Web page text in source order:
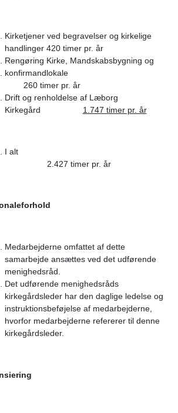
Kirketjener ved begravelser og kirkelige
handlinger 420 timer pr. år
Rengøring Kirke, Mandskabsbygning og
konfirmandlokale
260 timer pr. år
Drift og renholdelse af Læborg
Kirkegård 1.747 timer pr. år
I alt
2.427 timer pr. år
Medarbejderne omfattet af dette
samarbejde ansættes ved det udførende
menighedsråd.
Det udførende menighedsråds
kirkegårdsleder har den daglige ledelse og
instruktionsbeføjelse af medarbejderne,
hvorfor medarbejderne refererer til denne
kirkegårdsleder.